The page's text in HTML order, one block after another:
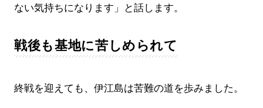
ない気持ちになります」と話します。
戦後も基地に苦しめられて
終戦を迎えても、伊江島は苦難の道を歩みました。